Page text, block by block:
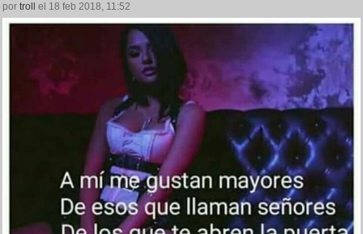
por troll el 18 feb 2018, 11:52